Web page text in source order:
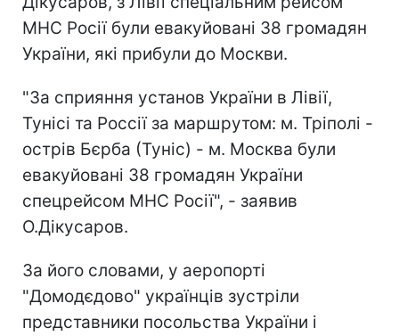
МНС Росії були евакуйовані 38 громадян
України, які прибули до Москви.
"За сприяння установ України в Лівії,
Тунісі та Россії за маршрутом: м. Тріполі -
острів Бєрба (Туніс) - м. Москва були
евакуйовані 38 громадян України
спецрейсом МНС Росії", - заявив
О.Дікусаров.
За його словами, у аеропорті
"Домодєдово" українців зустріли
представники посольства України і